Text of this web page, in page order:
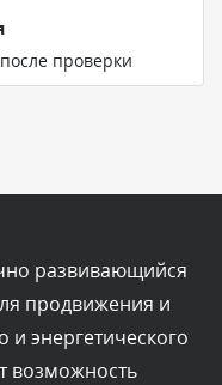
проверки
проверки
развивающийся
продвижения и
и энергетического
возможность